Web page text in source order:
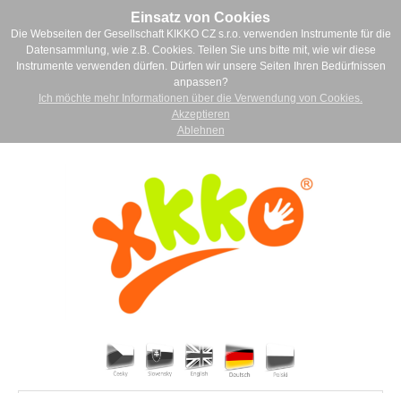
Einsatz von Cookies
Die Webseiten der Gesellschaft KIKKO CZ s.r.o. verwenden Instrumente für die
Datensammlung, wie z.B. Cookies. Teilen Sie uns bitte mit, wie wir diese
Instrumente verwenden dürfen. Dürfen wir unsere Seiten Ihren Bedürfnissen
anpassen?
Ich möchte mehr Informationen über die Verwendung von Cookies.
Akzeptieren
Ablehnen